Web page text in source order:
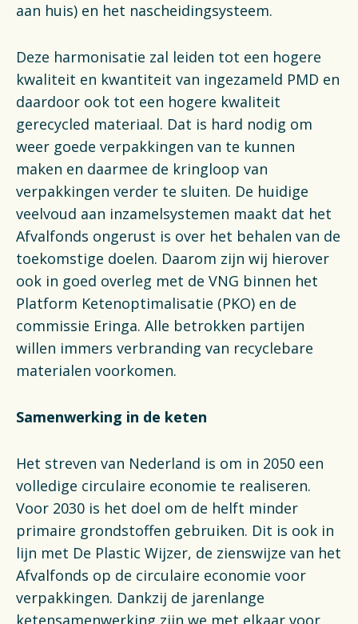
aan huis) en het nascheidingsysteem.
Deze harmonisatie zal leiden tot een hogere
kwaliteit en kwantiteit van ingezameld PMD en
daardoor ook tot een hogere kwaliteit
gerecycled materiaal. Dat is hard nodig om
weer goede verpakkingen van te kunnen
maken en daarmee de kringloop van
verpakkingen verder te sluiten. De huidige
veelvoud aan inzamelsystemen maakt dat het
Afvalfonds ongerust is over het behalen van de
toekomstige doelen. Daarom zijn wij hierover
ook in goed overleg met de VNG binnen het
Platform Ketenoptimalisatie (PKO) en de
commissie Eringa. Alle betrokken partijen
willen immers verbranding van recyclebare
materialen voorkomen.
Samenwerking in de keten
Het streven van Nederland is om in 2050 een
volledige circulaire economie te realiseren.
Voor 2030 is het doel om de helft minder
primaire grondstoffen gebruiken. Dit is ook in
lijn met De Plastic Wijzer, de zienswijze van het
Afvalfonds op de circulaire economie voor
verpakkingen. Dankzij de jarenlange
ketensamenwerking zijn we met elkaar voor